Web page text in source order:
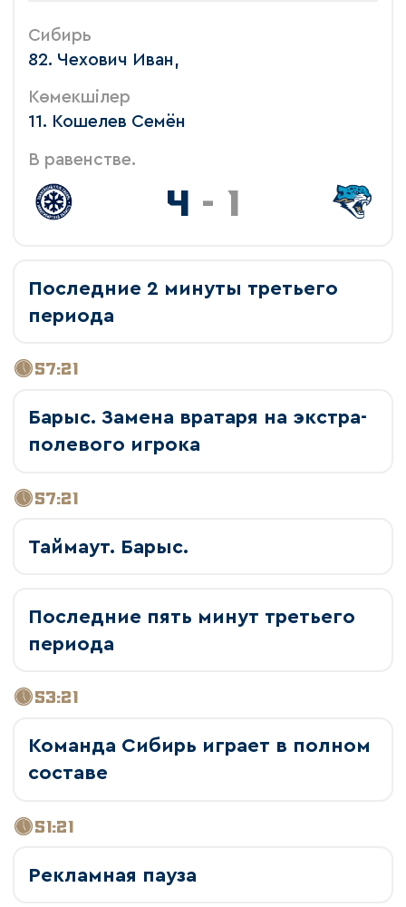
Сибирь
82. Чехович Иван,
Көмекшілер
11. Кошелев Семён
В равенстве.
4 - 1
Последние 2 минуты третьего
периода
57:21
Барыс. Замена вратаря на экстра-
полевого игрока
57:21
Таймаут. Барыс.
Последние пять минут третьего
периода
53:21
Команда Сибирь играет в полном
составе
51:21
Рекламная пауза